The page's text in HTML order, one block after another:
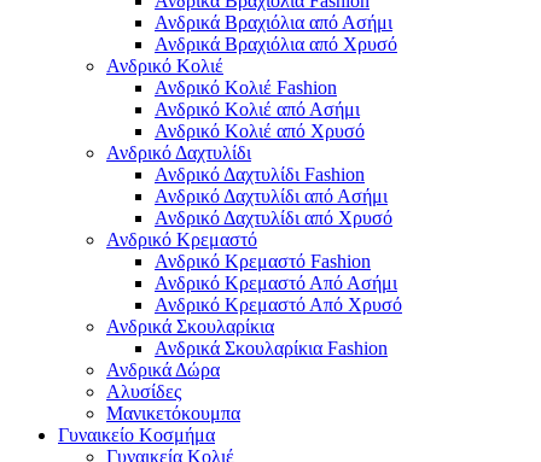
Ανδρικά Βραχιόλια από Ασήμι
Ανδρικά Βραχιόλια από Χρυσό
Ανδρικό Κολιέ
Ανδρικό Κολιέ Fashion
Ανδρικό Κολιέ από Ασήμι
Ανδρικό Κολιέ από Χρυσό
Ανδρικό Δαχτυλίδι
Ανδρικό Δαχτυλίδι Fashion
Ανδρικό Δαχτυλίδι από Ασήμι
Ανδρικό Δαχτυλίδι από Χρυσό
Ανδρικό Κρεμαστό
Ανδρικό Κρεμαστό Fashion
Ανδρικό Κρεμαστό Από Ασήμι
Ανδρικό Κρεμαστό Από Χρυσό
Ανδρικά Σκουλαρίκια
Ανδρικά Σκουλαρίκια Fashion
Ανδρικά Δώρα
Αλυσίδες
Μανικετόκουμπα
Γυναικείο Κοσμήμα
Γυναικεία Κολιέ